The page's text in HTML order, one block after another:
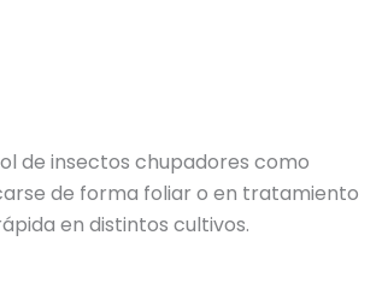
de insectos chupadores como
de forma foliar o en tratamiento
en distintos cultivos.